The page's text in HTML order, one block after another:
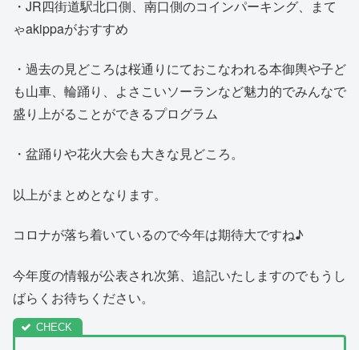
・JR四街道駅北口側、南口側のコインパーキング、まて
ゃakippaがおすすめ
・過去の見どころは桜通りにておこなわれる本御輿や子ど
も山車、輪踊り、よさこいソーランなど魅力的でみんなで
盛り上がることができるプログラム
・盆踊りや花火大会も大きな見どころ。
以上がまとめとなります。
コロナが落ち着いているので今年は期待大ですね♪
今年度の情報が公表され次第、追記いたしますのでもうし
ばらくお待ちください。